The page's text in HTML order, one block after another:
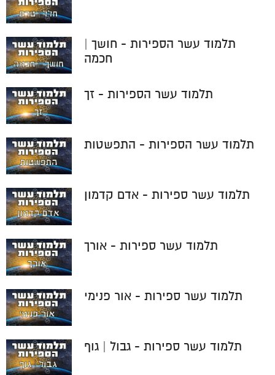
תלמוד עשר הספירות - חושך |
חכמה
תלמוד עשר הספירות - זך
תלמוד עשר הספירות - התפשטות
תלמוד עשר ספירות - אדם קדמון
תלמוד עשר ספירות - אורך
תלמוד עשר ספירות - אור פנימי
תלמוד עשר ספירות - גבול | גוף